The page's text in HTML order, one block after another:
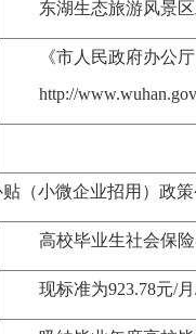
东湖生态旅游风景
《市人民政府办公
http://
（小微企业招用） 政策
高校毕业生社会保
现标准为923.78元/月